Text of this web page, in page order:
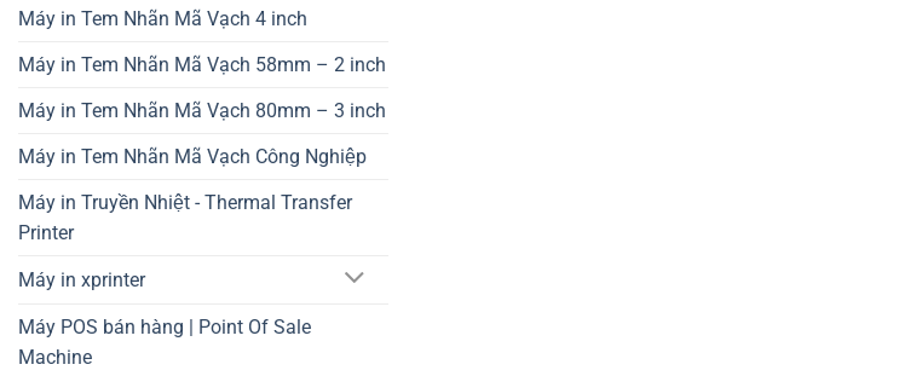
Máy in Tem Nhãn Mã Vạch 4 inch
Máy in Tem Nhãn Mã Vạch 58mm – 2 inch
Máy in Tem Nhãn Mã Vạch 80mm – 3 inch
Máy in Tem Nhãn Mã Vạch Công Nghiệp
Máy in Truyền Nhiệt - Thermal Transfer
Printer
Máy in xprinter
Máy POS bán hàng | Point Of Sale
Machine